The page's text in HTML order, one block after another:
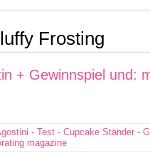
Frosting
+ Gewinnspiel und: